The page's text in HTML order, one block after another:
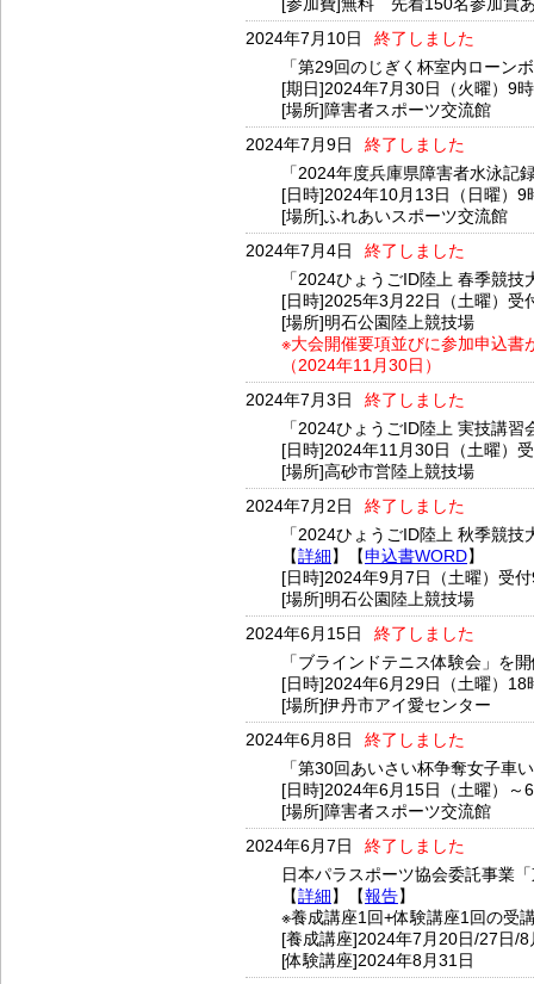
2024年7月10日
終了しました
「第29回のじぎく杯室内ローン
[期日]2024年7月30日（火曜）9
[場所]障害者スポーツ交流館
2024年7月9日
終了しました
「2024年度兵庫県障害者水泳記
[日時]2024年10月13日（日曜）9
[場所]ふれあいスポーツ交流館
2024年7月4日
終了しました
「2024ひょうごID陸上 春季競
[日時]2025年3月22日（土曜）受
[場所]明石公園陸上競技場
※大会開催要項並びに参加申込書
（2024年11月30日）
2024年7月3日
終了しました
「2024ひょうごID陸上 実技講
[日時]2024年11月30日（土曜）
[場所]高砂市営陸上競技場
2024年7月2日
終了しました
「2024ひょうごID陸上 秋季競
【詳細】【申込書WORD】
[日時]2024年9月7日（土曜）受
[場所]明石公園陸上競技場
2024年6月15日
終了しました
「ブラインドテニス体験会」を
[日時]2024年6月29日（土曜）18
[場所]伊丹市アイ愛センター
2024年6月8日
終了しました
「第30回あいさい杯争奪女子車
[日時]2024年6月15日（土曜）～
[場所]障害者スポーツ交流館
2024年6月7日
終了しました
日本パラスポーツ協会委託事業
【詳細】【報告】
※養成講座1回+体験講座1回の受
[養成講座]2024年7月20日/27日/
[体験講座]2024年8月31日